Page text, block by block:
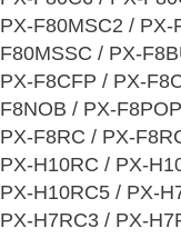
PX-F80MSC2 /
F80MSSC / PX-
PX-F8CFP / PX-
F8NOB / PX-
PX-F8RC / PX-
PX-H10RC / PX-
PX-H10RC5 / PX-
PX-H7RC3 / PX-